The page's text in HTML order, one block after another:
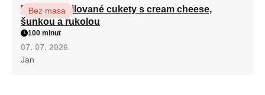
Roláda z grilované cukety s cream cheese,
šunkou a rukolou
Bez masa
100 minut
07. 07. 2026
Jan